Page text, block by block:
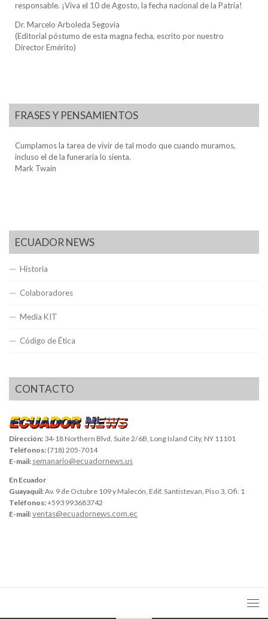
responsable. ¡Viva el 10 de Agosto, la fecha nacional de la Patria!
Dr. Marcelo Arboleda Segovia
(Editorial póstumo de esta magna fecha, escrito por nuestro
Director Emérito)
FRASES Y PENSAMIENTOS
Cumplamos la tarea de vivir de tal modo que cuando muramos,
incluso el de la funeraria lo sienta.
Mark Twain
ECUADOR NEWS
Historia
Colaboradores
Media KIT
Código de Ética
CONTACTO
Dirección: 34-18 Northern Blvd, Suite 2/6B, Long Island City, NY 11101
Teléfonos: (718) 205-7014
E-mail: semanario@ecuadornews.us
En Ecuador
Guayaquil:Av. 9 de Octubre 109 y Malecón, Edif. Santistevan, Piso 3, Ofi. 1
Teléfonos:+593 993683742
E-mail:ventas@ecuadornews.com.ec